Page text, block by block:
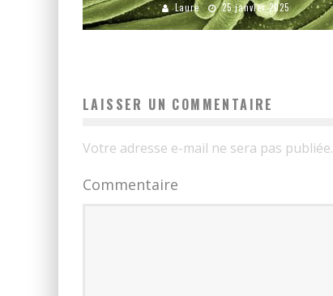
Laure 25 janvier 2025
LAISSER UN COMMENTAIRE
Votre adresse e-mail ne sera pas publiée.
Commentaire